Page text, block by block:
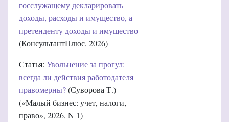
госслужащему декларировать
доходы, расходы и имущество, а
претенденту доходы и имущество
(КонсультантПлюс, 2026)
Статья: Увольнение за прогул:
всегда ли действия работодателя
правомерны?(Суворова Т.)
(«Малый бизнес: учет, налоги,
право», 2026, N 1)